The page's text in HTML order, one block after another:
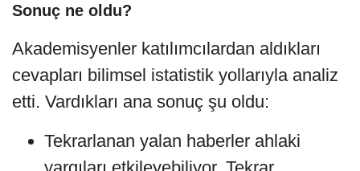
Sonuç ne oldu?
Akademisyenler katılımcılardan aldıkları
cevapları bilimsel istatistik yollarıyla analiz
etti. Vardıkları ana sonuç şu oldu:
Tekrarlanan yalan haberler ahlaki